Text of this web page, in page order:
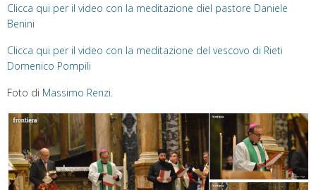
Clicca qui per il video con la meditazione diel pastore Daniele
Benini
Clicca qui per il video con la meditazione del vescovo di Rieti
Domenico Pompili
Foto di Massimo Renzi